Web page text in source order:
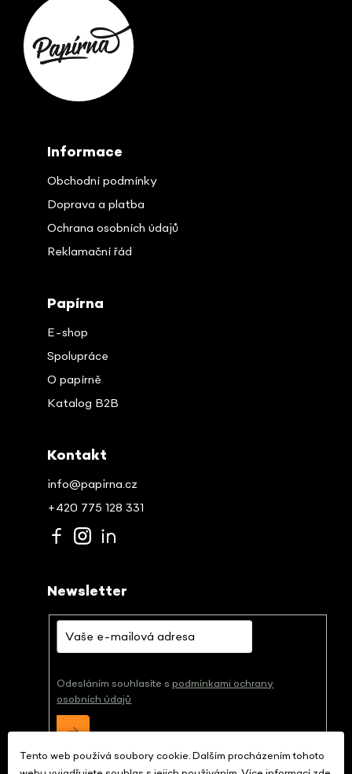
Tento web používá soubory cookie. Dalším procházením tohoto
Informace
Obchodní podmínky
Doprava a platba
Ochrana osobních údajů
Reklamační řád
Papírna
E-shop
Spolupráce
O papírně
Katalog B2B
Kontakt
info@papirna.cz
+420 775 128 331
Newsletter
Odesláním souhlasíte s podmínkami ochrany
osobních údajů